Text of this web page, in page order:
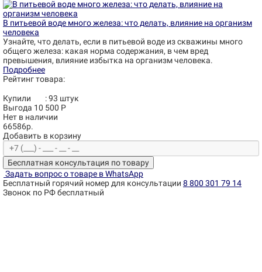
В питьевой воде много железа: что делать, влияние на организм
человека
Узнайте, что делать, если в питьевой воде из скважины много
общего железа: какая норма содержания, в чем вред
превышения, влияние избытка на организм человека.
Подробнее
Рейтинг товара:
Купили :93 штук
Выгода 10 500 Р
Нет в наличии
66586р.
Добавить в корзину
Бесплатная консультация по товару
Задать вопрос о товаре в WhatsApp
Бесплатный горячий номер для консультации 8 800 301 79 14
Звонок по РФ бесплатный